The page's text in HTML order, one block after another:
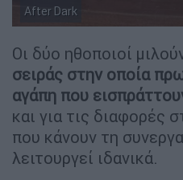
After Dark
Οι δύο ηθοποιοί
σειράς στην οποία
αγάπη που
και για τις διαφορές
που κάνουν τη
λειτουργεί ιδανικά.